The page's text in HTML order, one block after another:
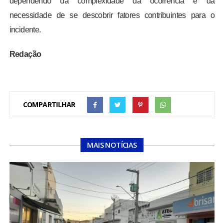
necessidade de se descobrir fatores contribuintes para o
incidente.
Redação
COMPARTILHAR
MAIS NOTÍCIAS